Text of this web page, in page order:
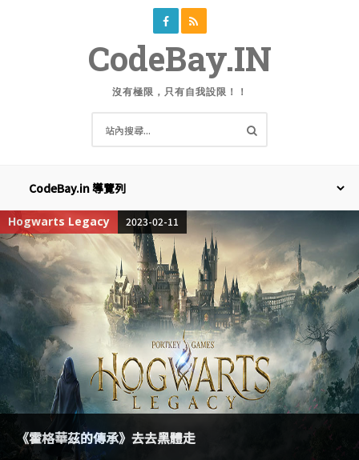
CodeBay.IN
沒有極限，只有自我設限！！
Hogwarts Legacy 2023-02-11
《霍格華茲的傳承》去去黑體走